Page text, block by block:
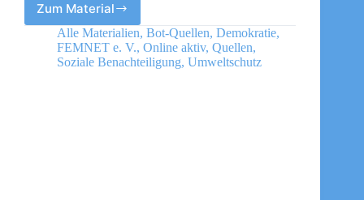
Zum Material
Aktiv
für
Menschenrechte
in
Alle Materialien, Bot-Quellen, Demokratie,
FEMNET e. V., Online aktiv, Quellen,
Soziale Benachteiligung, Umweltschutz